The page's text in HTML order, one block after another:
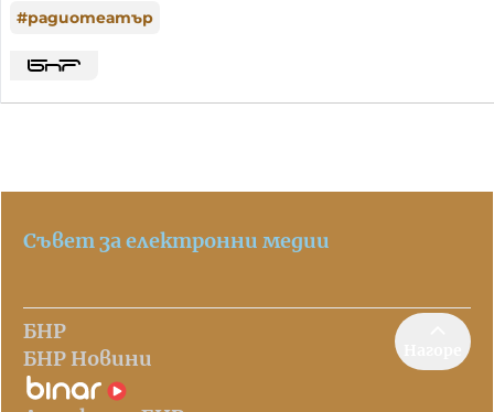
#радиотеатър
Съвет за електронни медии
БНР
БНР Новини